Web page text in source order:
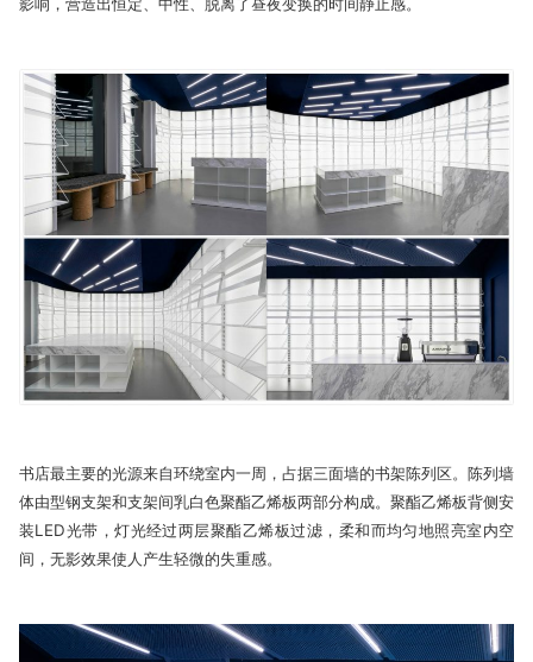
书店最主要的光源来自环绕室内一周，占据三面墙的书架陈列区。陈列墙
体由型钢支架和支架间乳白色聚酯乙烯板两部分构成。聚酯乙烯板背侧安
装LED光带，灯光经过两层聚酯乙烯板过滤，柔和而均匀地照亮室内空
间，无影效果使人产生轻微的失重感。